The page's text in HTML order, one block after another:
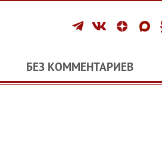
БЕЗ КОММЕНТАРИЕВ